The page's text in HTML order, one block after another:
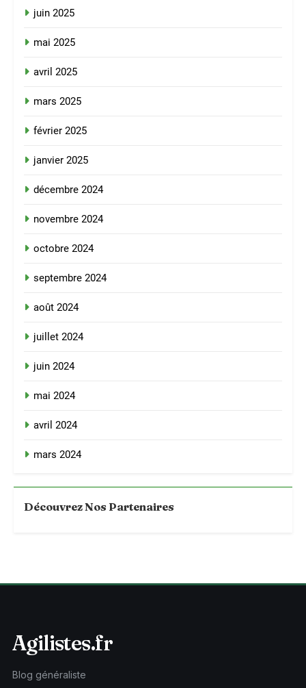
juin 2025
mai 2025
avril 2025
mars 2025
février 2025
janvier 2025
décembre 2024
novembre 2024
octobre 2024
septembre 2024
août 2024
juillet 2024
juin 2024
mai 2024
avril 2024
mars 2024
Découvrez Nos Partenaires
Agilistes.fr
Blog généraliste